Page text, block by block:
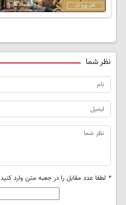
نظر شما
* لطفا عدد مقابل را در جعبه متن وارد کنید